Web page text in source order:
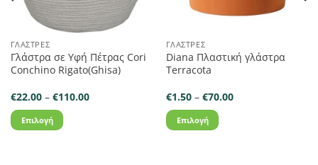
ΓΛΆΣΤΡΕΣ
Γλάστρα σε Υφή Πέτρας Cori
Conchino Rigato(Ghisa)
€22.00 – €110.00Price
Επιλογή
ΓΛΆΣΤΡΕΣ
Diana Πλαστική γλάστρα
Terracota
€1.50 – €70.00Price
Επιλογή